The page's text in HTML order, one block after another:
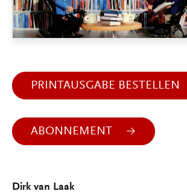
PRINTAUSGABE BESTELLEN
ABONNEMENT
Dirk van Laak